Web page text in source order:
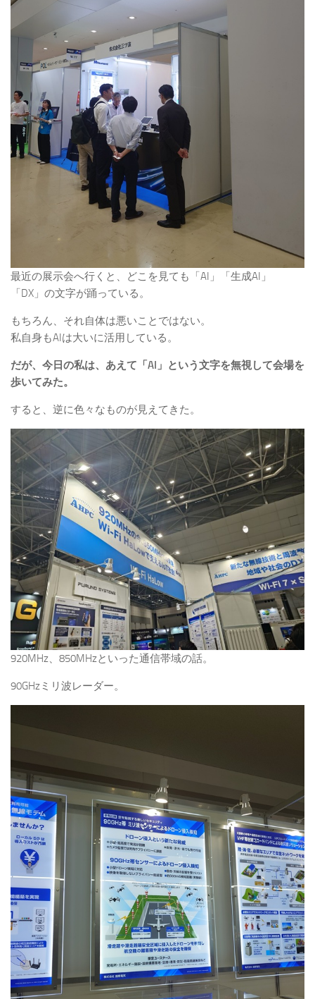
最近の展示会へ行くと、どこを見ても「AI」「生成AI」
「DX」の文字が踊っている。
もちろん、それ自体は悪いことではない。
私自身もAIは大いに活用している。
だが、今日の私は、あえて「AI」という文字を無視して会場を
歩いてみた。
すると、逆に色々なものが見えてきた。
920MHz、850MHzといった通信帯域の話。
90GHzミリ波レーダー。